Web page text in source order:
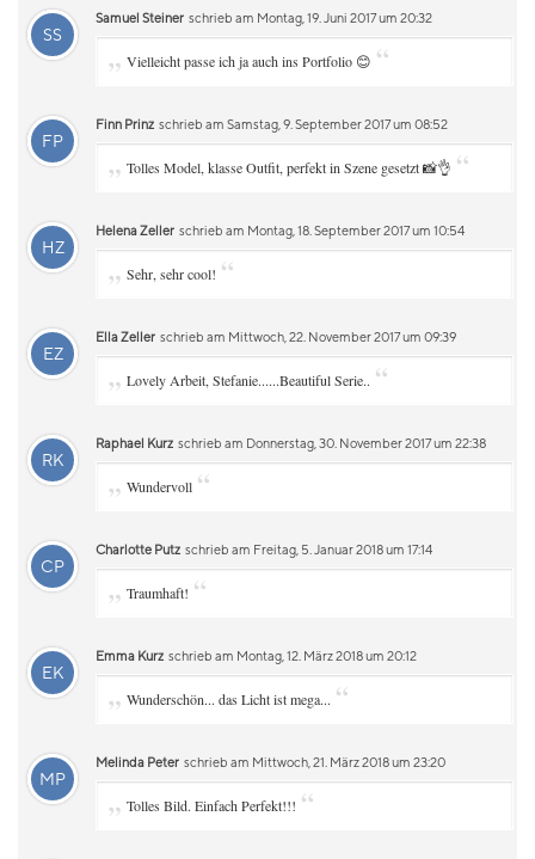
SS
Samuel Steiner schrieb am Montag, 19. Juni 2017 um 20:32
„ Vielleicht passe ich ja auch ins Portfolio 😊 “
FP
Finn Prinz schrieb am Samstag, 9. September 2017 um 08:52
„ Tolles Model, klasse Outfit, perfekt in Szene gesetzt 📸👌 “
HZ
Helena Zeller schrieb am Montag, 18. September 2017 um 10:54
„ Sehr, sehr cool! “
EZ
Ella Zeller schrieb am Mittwoch, 22. November 2017 um 09:39
„ Lovely Arbeit, Stefanie......Beautiful Serie.. “
RK
Raphael Kurz schrieb am Donnerstag, 30. November 2017 um 22:38
„ Wundervoll “
CP
Charlotte Putz schrieb am Freitag, 5. Januar 2018 um 17:14
„ Traumhaft! “
EK
Emma Kurz schrieb am Montag, 12. März 2018 um 20:12
„ Wunderschön... das Licht ist mega... “
MP
Melinda Peter schrieb am Mittwoch, 21. März 2018 um 23:20
„ Tolles Bild. Einfach Perfekt!!! “